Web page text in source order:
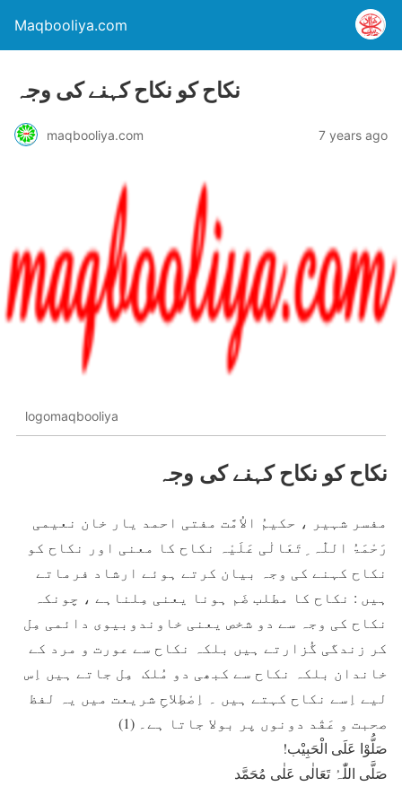
Maqbooliya.com
نکاح کو نکاح کہنے کی وجہ
maqbooliya.com 7 years ago
logomaqbooliya
نکاح کو نکاح کہنے کی وجہ
مفسر شہیر ، حکیمُ الاُمَّت مفتی احمد یار خان نعیمی
رَحْمَۃُ اللّٰہ ِتَعَالٰی عَلَیْہ نکاح کا معنی اور نکاح کو
نکاح کہنے کی وجہ بیان کرتے ہوئے ارشاد فرماتے
ہیں : نکاح کا مطلب ضَم ہونا یعنی مِلناہے ، چونکہ
نکاح کی وجہ سے دو شخص یعنی خاوندوبیوی دائمی مِل
کر زندگی گُزارتے ہیں بلکہ نکاح سے عورت و مرد کے
خاندان بلکہ نکاح سے کبھی دو مُلک مِل جاتے ہیں اِس
لیے اِسے نکاح کہتے ہیں ۔ اِصْطِلاحِ شریعت میں یہ لفظ
صحبت و عَقْد دونوں پر بولا جاتا ہے۔ (1)
صَلُّوْا عَلَی الْحَبِیْب!
صَلَّی اللّٰہُ تَعَالٰی عَلٰی مُحَمَّد